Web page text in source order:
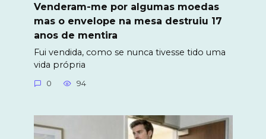
Venderam-me por algumas moedas
mas o envelope na mesa destruiu 17
anos de mentira
Fui vendida, como se nunca tivesse tido uma
vida própria
0 94